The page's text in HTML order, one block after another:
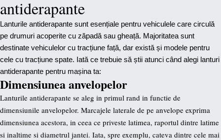
antiderapante
Lanturile antiderapante sunt esențiale pentru vehiculele care circulă
pe drumuri acoperite cu zăpadă sau gheață. Majoritatea sunt
destinate vehiculelor cu tracțiune față, dar există și modele pentru
cele cu tracțiune spate. Iată ce trebuie să știi atunci când alegi lanturi
antiderapante pentru mașina ta:
Dimensiunea anvelopelor
Lanturile antiderapante se aleg in primul rand in functie de
dimensiunile anvelopelor. Marcajele laterale de pe anvelope exprima
dimensiunea acestora, in ceea ce priveste latimea, raportul dintre latime
si inaltime si diametrul jantei. Iata, spre exemplu, cateva dintre cele mai